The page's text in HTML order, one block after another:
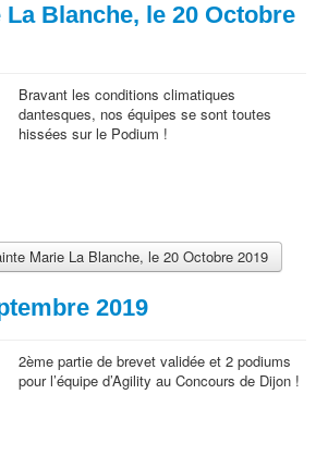
Blanche, le 20 Octobre
Bravant les conditions climatiques
dantesques, nos équipes se sont toutes
hissées sur le Podium !
Marie La Blanche, le 20 Octobre 2019
2019
2ème partie de brevet validée et 2 podiums
pour l’équipe d’Agility au Concours de Dijon !